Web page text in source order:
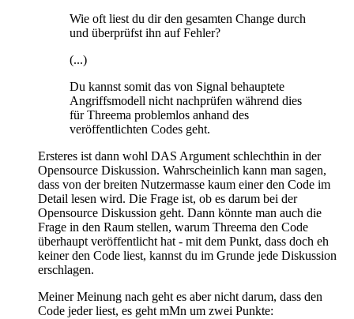
Wie oft liest du dir den gesamten Change durch
und überprüfst ihn auf Fehler?
(...)
Du kannst somit das von Signal behauptete
Angriffsmodell nicht nachprüfen während dies
für Threema problemlos anhand des
veröffentlichten Codes geht.
Ersteres ist dann wohl DAS Argument schlechthin in der
Opensource Diskussion. Wahrscheinlich kann man sagen,
dass von der breiten Nutzermasse kaum einer den Code im
Detail lesen wird. Die Frage ist, ob es darum bei der
Opensource Diskussion geht. Dann könnte man auch die
Frage in den Raum stellen, warum Threema den Code
überhaupt veröffentlicht hat - mit dem Punkt, dass doch eh
keiner den Code liest, kannst du im Grunde jede Diskussion
erschlagen.
Meiner Meinung nach geht es aber nicht darum, dass den
Code jeder liest, es geht mMn um zwei Punkte: